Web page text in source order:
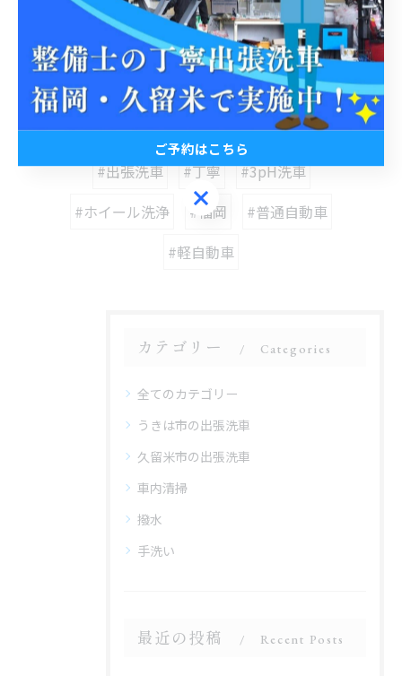
< 前のページ 一覧に戻る 次のページ >
関連タグ
#出張洗車 #丁寧
#3pH洗車
#ホイール洗浄
#福岡
#普通自動車
#軽自動車
カテゴリー Categories
全てのカテゴリー
うきは市の出張洗車
久留米市の出張洗車
車内清掃
撥水
手洗い
最近の投稿 Recent Posts
ご予約はこちら
ご予約はこちら